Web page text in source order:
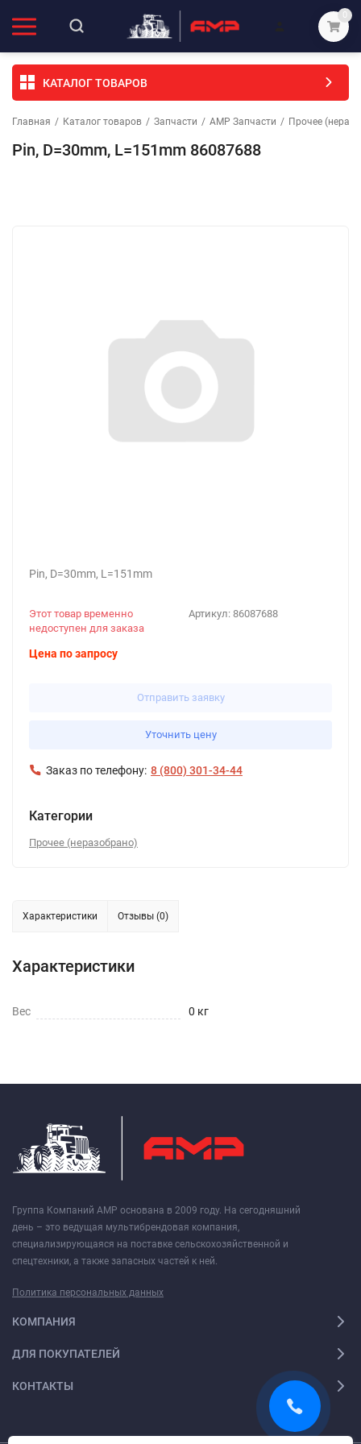
0
КАТАЛОГ ТОВАРОВ
Главная / Каталог товаров / Запчасти / АМР Запчасти / Прочее
Pin, D=30mm, L=151mm 86087688
Pin, D=30mm, L=151mm
Артикул: 86087688
Этот товар временно
недоступен для заказа
Цена по запросу
Отправить заявку
Уточнить цену
Заказ по телефону: 8 (800) 301-34-44
Категории
Прочее (неразобрано)
Характеристики Отзывы (0)
Характеристики
Вес 0 кг
Группа Компаний АМР основана в 2009 году. На сегодняшний
день – это ведущая мультибрендовая компания,
специализирующаяся на поставке сельскохозяйственной и
спецтехники, а также запасных частей к ней.
Политика персональных данных
КОМПАНИЯ
ДЛЯ ПОКУПАТЕЛЕЙ
КОНТАКТЫ